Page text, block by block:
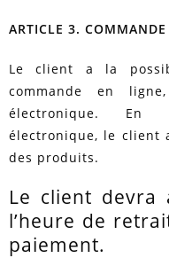
ARTICLE 3.
Le client a la
commande en
électronique. En
électronique, le client
des produits.
Le client devra
l’heure de
paiement.